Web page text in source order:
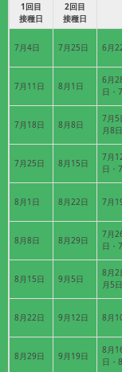
1回目
接種日
2回目
接種日
7月4日 7月25日 6月
7月11日 8月1日
6月
日・
7月18日 8月8日
7月5
月8日
7月25日 8月15日
7月
日・
8月1日 8月22日 7月
8月8日 8月29日
7月
日・
8月15日 9月5日
8月2
月5日
8月22日 9月12日 8月
8月29日 9月19日
8月
日・